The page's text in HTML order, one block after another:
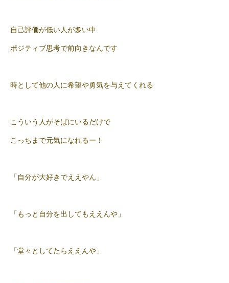
自己評価が低い人が多い中
ポジティブ思考で前向きなんです
時として他の人に希望や勇気を与えてくれる
こういう人がそばにいるだけで
こっちまで元気になれるー！
「自分が大好きでええやん」
「もっと自分を出してもええんや」
「堂々としてたらええんや」